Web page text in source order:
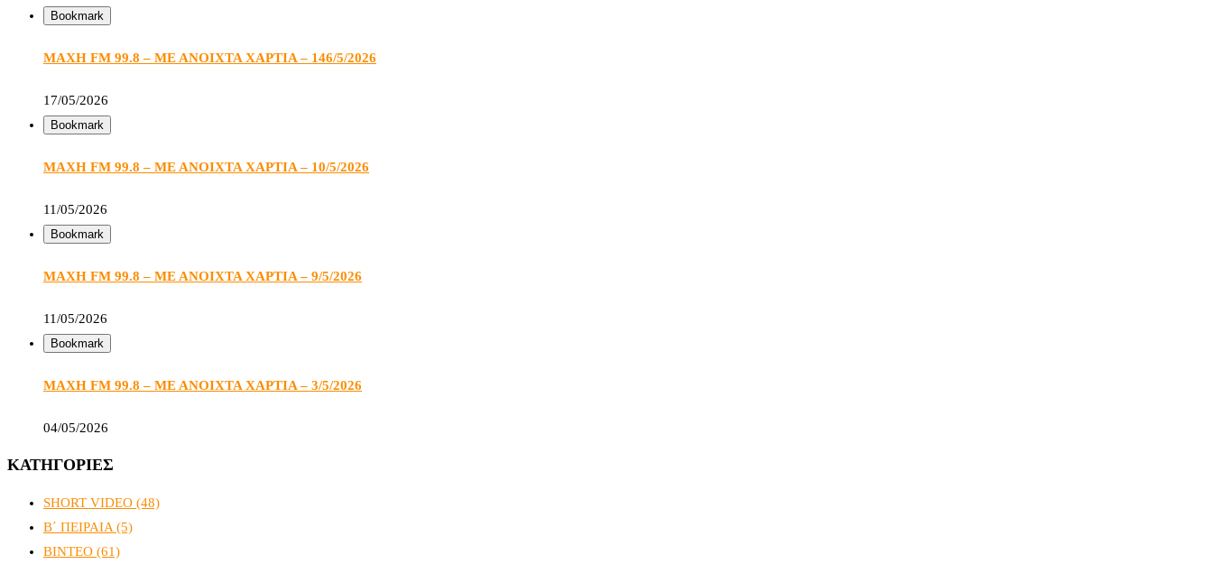
Bookmark
ΜΑΧΗ FM 99.8 – ΜΕ ΑΝΟΙΧΤΑ ΧΑΡΤΙΑ – 146/5/2026
17/05/2026
Bookmark
ΜΑΧΗ FM 99.8 – ΜΕ ΑΝΟΙΧΤΑ ΧΑΡΤΙΑ – 10/5/2026
11/05/2026
Bookmark
ΜΑΧΗ FM 99.8 – ΜΕ ΑΝΟΙΧΤΑ ΧΑΡΤΙΑ – 9/5/2026
11/05/2026
Bookmark
ΜΑΧΗ FM 99.8 – ΜΕ ΑΝΟΙΧΤΑ ΧΑΡΤΙΑ – 3/5/2026
04/05/2026
ΚΑΤΗΓΟΡΙΕΣ
SHORT VIDEO (48)
Β΄ ΠΕΙΡΑΙΑ (5)
ΒΙΝΤΕΟ (61)